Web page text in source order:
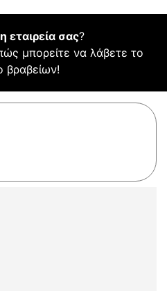
εταιρεία σας?
μπορείτε να λάβετε το
βραβείων!